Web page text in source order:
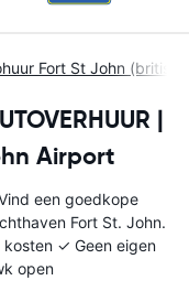
Fort St John (british
|
Airport
een goedkope
Fort St. John.
✓ Geen eigen
open